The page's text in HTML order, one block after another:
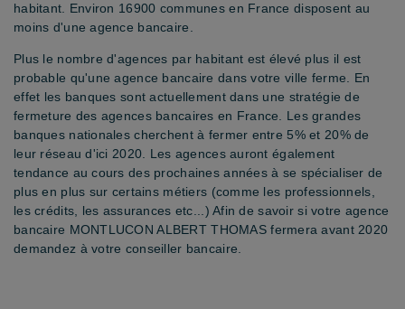
habitant. Environ 16900 communes en France disposent au
moins d'une agence bancaire.
Plus le nombre d'agences par habitant est élevé plus il est
probable qu'une agence bancaire dans votre ville ferme. En
effet les banques sont actuellement dans une stratégie de
fermeture des agences bancaires en France. Les grandes
banques nationales cherchent à fermer entre 5% et 20% de
leur réseau d'ici 2020. Les agences auront également
tendance au cours des prochaines années à se spécialiser de
plus en plus sur certains métiers (comme les professionnels,
les crédits, les assurances etc...) Afin de savoir si votre agence
bancaire MONTLUCON ALBERT THOMAS fermera avant 2020
demandez à votre conseiller bancaire.